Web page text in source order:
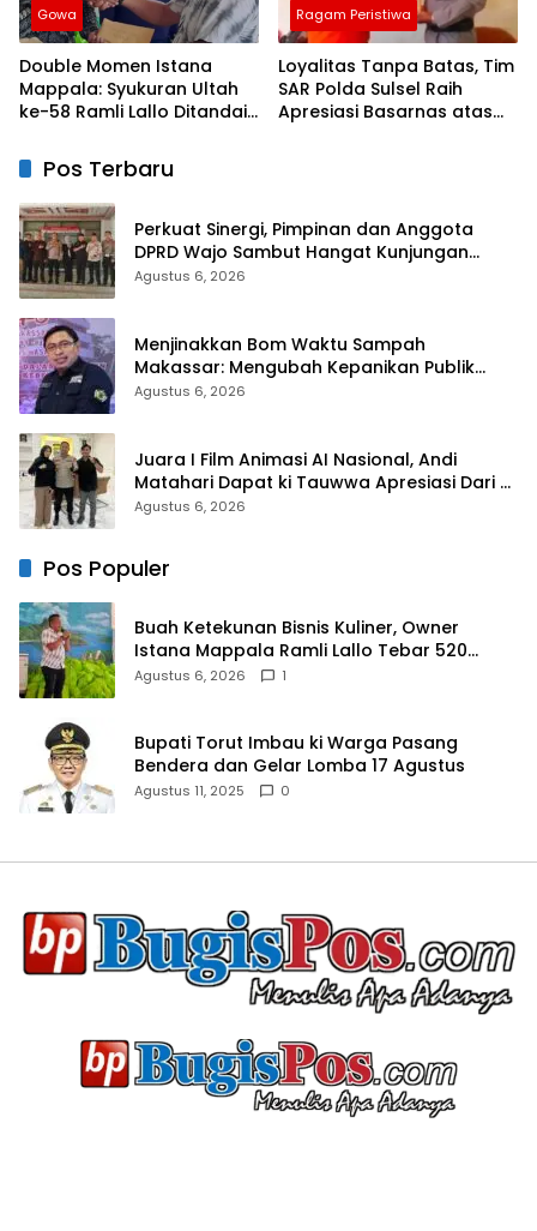
Gowa
Double Momen Istana
Mappala: Syukuran Ultah
ke-58 Ramli Lallo Ditandai
Ibadah
Ragam Peristiwa
Loyalitas Tanpa Batas, Tim
SAR Polda Sulsel Raih
Apresiasi Basarnas atas
Pos Terbaru
Perkuat Sinergi, Pimpinan dan Anggota
DPRD Wajo Sambut Hangat Kunjungan
Silaturahmi Kapolres Wajo yang Baru
Agustus 6, 2026
Menjinakkan Bom Waktu Sampah
Makassar: Mengubah Kepanikan Publik
Menjadi Revolusi Berbasis RT
Agustus 6, 2026
Juara I Film Animasi AI Nasional, Andi
Matahari Dapat ki Tauwwa Apresiasi Dari
Kapolres Bulukumba
Agustus 6, 2026
Pos Populer
Buah Ketekunan Bisnis Kuliner, Owner
Istana Mappala Ramli Lallo Tebar 520
Paket Sembako di Gowa
Agustus 6, 2026 1
Bupati Torut Imbau ki Warga Pasang
Bendera dan Gelar Lomba 17 Agustus
Agustus 11, 2025 0